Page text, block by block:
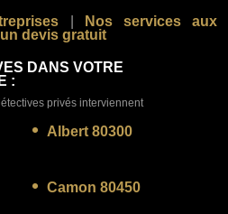
Nos services aux
devis gratuit
DANS VOTRE
:
privés interviennent
Albert 80300
Camon 80450